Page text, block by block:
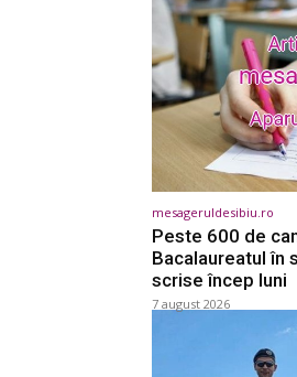
mesageruldesibiu.ro
Peste 600 de
Bacalaureatul în
scrise încep luni
7 august 2026